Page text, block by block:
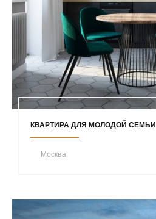
КВАРТИРА ДЛЯ МОЛОДОЙ СЕМЬИ
Москва